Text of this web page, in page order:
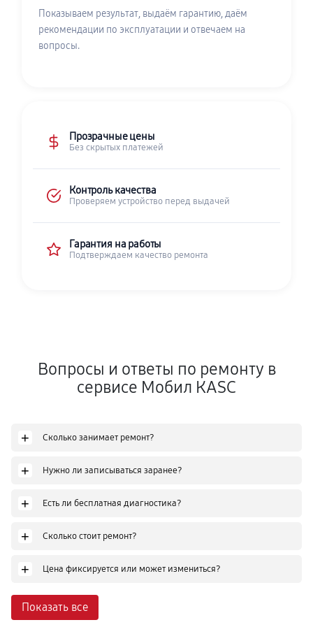
Показываем результат, выдаём гарантию, даём
рекомендации по эксплуатации и отвечаем на
вопросы.
Прозрачные цены
Без скрытых платежей
Контроль качества
Проверяем устройство перед выдачей
Гарантия на работы
Подтверждаем качество ремонта
Вопросы и ответы по ремонту в
сервисе Мобил КASC
+ Сколько занимает ремонт?
+ Нужно ли записываться заранее?
+ Есть ли бесплатная диагностика?
+ Сколько стоит ремонт?
+ Цена фиксируется или может измениться?
Показать все